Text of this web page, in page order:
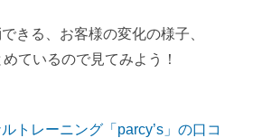
きる、お客様の変化の様子、
ているので見てみよう！
トレーニング「parcy’s」の口コ